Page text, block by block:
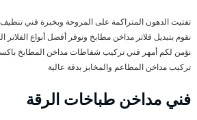
تفتيت الدهون المتراكمة على المروحة وبخبرة فني
نقوم بتبديل فلاتر مداخن مطابخ ونوفر أفضل أنواع الفلاتر
نؤمن لكم أمهر فني تركيب شفاطات مداخن المطابخ
تركيب مداخن المطاعم والمخابز بدقة عالية
فني مداخن طباخات الرقة